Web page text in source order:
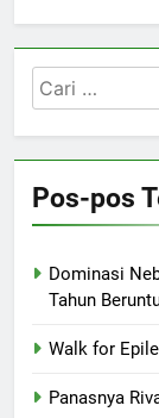
Cari
untuk:
Pos-pos
Dominasi
Tahun
Walk for
Panasnya